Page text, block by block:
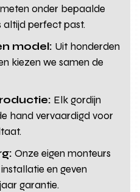
onder bepaalde
perfect past.
model: Uit honderden
kiezen we samen de
Elk gordijn
hand vervaardigd voor
Onze eigen monteurs
en geven
garantie.